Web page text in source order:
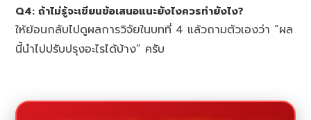
Q4: ถ้าไม่รู้จะเขียนข้อเสนอแนะยังไงควรทำยังไง?
ให้ย้อนกลับไปดูผลการวิจัยในบทที่ 4 แล้วถามตัวเองว่า “ผล
นี้นำไปปรับปรุงอะไรได้บ้าง” ครับ